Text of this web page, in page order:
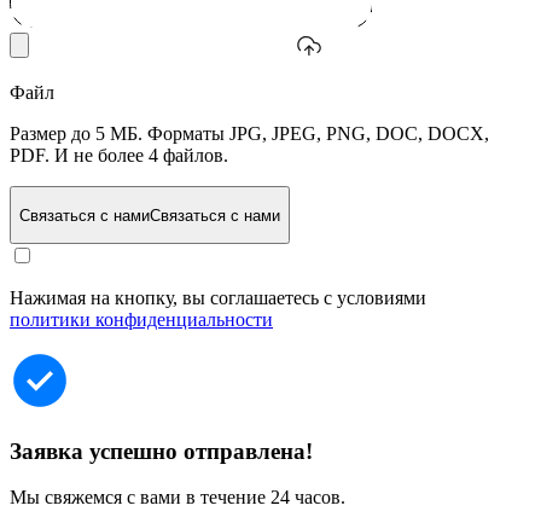
Файл
Размер до 5 МБ. Форматы JPG, JPEG, PNG, DOC, DOCX,
PDF. И не более 4 файлов.
Связаться с намиСвязаться с нами
Нажимая на кнопку, вы соглашаетесь с условиями
политики конфиденциальности
Заявка успешно отправлена!
Мы свяжемся с вами в течение 24 часов.